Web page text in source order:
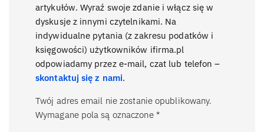
artykułów. Wyraź swoje zdanie i włącz się w
dyskusje z innymi czytelnikami. Na
indywidualne pytania (z zakresu podatków i
księgowości) użytkowników ifirma.pl
odpowiadamy przez e-mail, czat lub telefon –
skontaktuj się z nami.
Twój adres email nie zostanie opublikowany.
Wymagane pola są oznaczone *